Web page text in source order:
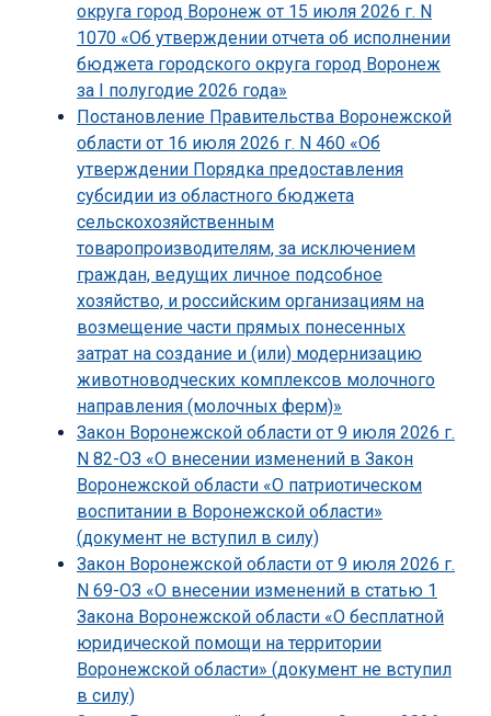
округа город Воронеж от 15 июля 2026 г. N
1070 «Об утверждении отчета об исполнении
бюджета городского округа город Воронеж
за I полугодие 2026 года»
Постановление Правительства Воронежской
области от 16 июля 2026 г. N 460 «Об
утверждении Порядка предоставления
субсидии из областного бюджета
сельскохозяйственным
товаропроизводителям, за исключением
граждан, ведущих личное подсобное
хозяйство, и российским организациям на
возмещение части прямых понесенных
затрат на создание и (или) модернизацию
животноводческих комплексов молочного
направления (молочных ферм)»
Закон Воронежской области от 9 июля 2026 г.
N 82-ОЗ «О внесении изменений в Закон
Воронежской области «О патриотическом
воспитании в Воронежской области»
(документ не вступил в силу)
Закон Воронежской области от 9 июля 2026 г.
N 69-ОЗ «О внесении изменений в статью 1
Закона Воронежской области «О бесплатной
юридической помощи на территории
Воронежской области» (документ не вступил
в силу)